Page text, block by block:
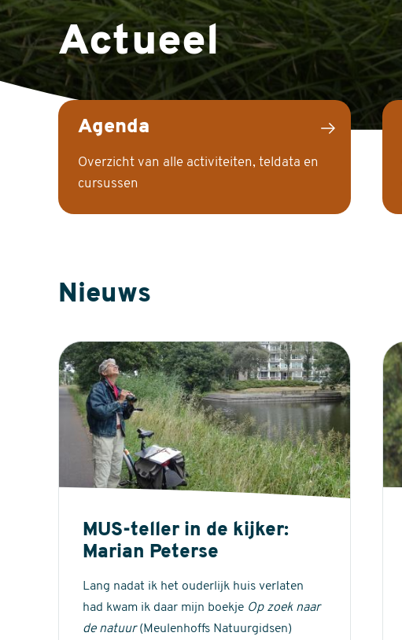
Actueel
Agenda
Overzicht van alle activiteiten, teldata en
cursussen
Nieuws
MUS-teller in de kijker:
Marian Peterse
Lang nadat ik het ouderlijk huis verlaten
had kwam ik daar mijn boekje Op zoek naar
de natuur(Meulenhoffs Natuurgidsen)